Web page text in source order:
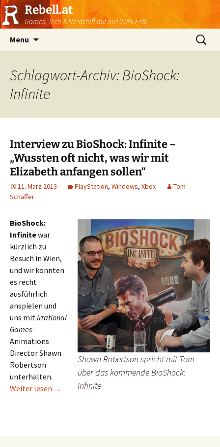
Rebell.at
Games, Tech & Nerdstuff mit nur 0,9% Fett!
Menu
Suchen
nach:
Schlagwort-Archiv: BioShock:
Infinite
Interview zu BioShock: Infinite –
„Wussten oft nicht, was wir mit
Elizabeth anfangen sollen“
11. März 2013 PlayStation, Windows, Xbox
Tom
Schaffer
Shawn Robertson spricht mit Tom
über das kommende BioShock:
Infinite
BioShock:
Infinitewar
kürzlich zu
Besuch in Wien,
und wir konnten
es recht
ausführlich
anspielen und
uns mitIrrational
Games-
Animations
Director Shawn
Robertson
unterhalten.
Weiter lesen Interview zu BioShock: Infinite – „Wussten oft
→